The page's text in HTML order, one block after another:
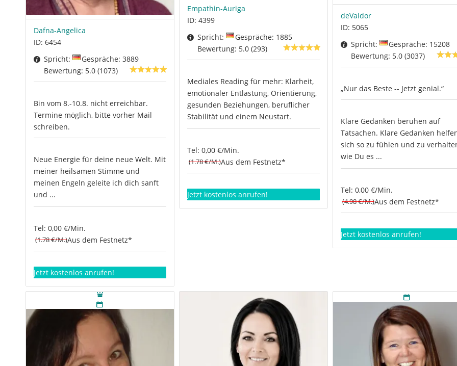
Dafna-Angelica
ID: 6454
Spricht:
Gespräche: 3889
Bewertung: 5.0 (1073)
Bin vom 8.-10.8. nicht erreichbar.
Termine möglich, bitte vorher Mail
schreiben.
Neue Energie für deine neue Welt. Mit
meiner heilsamen Stimme und
meinen Engeln geleite ich dich sanft
und ...
Tel: 0,00 €/Min.
(1.78 €/M.)Aus dem Festnetz*
Jetzt kostenlos anrufen!
Empathin-Auriga
ID: 4399
Spricht:
Gespräche: 1885
Bewertung: 5.0 (293)
Mediales Reading für mehr: Klarheit,
emotionaler Entlastung, Orientierung,
gesunden Beziehungen, beruflicher
Stabilität und einem Neustart.
Tel: 0,00 €/Min.
(1.78 €/M.)Aus dem Festnetz*
Jetzt kostenlos anrufen!
deValdor
ID: 5065
Spricht:
Gespräche: 15208
Bewertung: 5.0 (3037)
„Nur das Beste -- Jetzt genial.“
Klare Gedanken beruhen auf
Tatsachen. Klare Gedanken
sich so zu fühlen und zu
wie Du es ...
Tel: 0,00 €/Min.
(4.98 €/M.)Aus dem Festnetz*
Jetzt kostenlos anrufen!